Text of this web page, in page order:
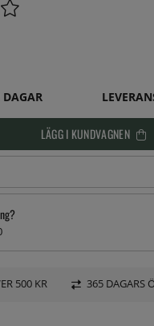
LÄGG I KUNDVAGNEN
500 KR 365 DAGARS